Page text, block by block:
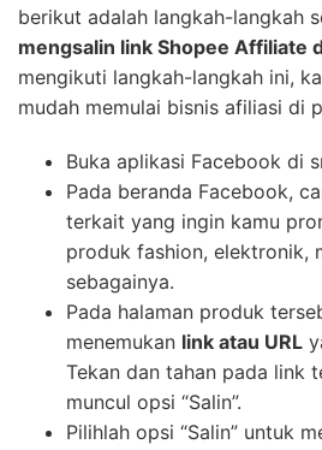
berikut adalah langkah-langkah
mengsalin link Shopee Affiliate
mengikuti langkah-langkah ini,
mudah memulai bisnis afiliasi di
Buka aplikasi Facebook di
Pada beranda Facebook,
terkait yang ingin kamu
produk fashion, elektronik,
sebagainya.